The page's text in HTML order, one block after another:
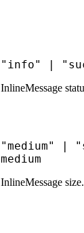
"info"
InlineMessage
"medium"
medium
InlineMessage size.